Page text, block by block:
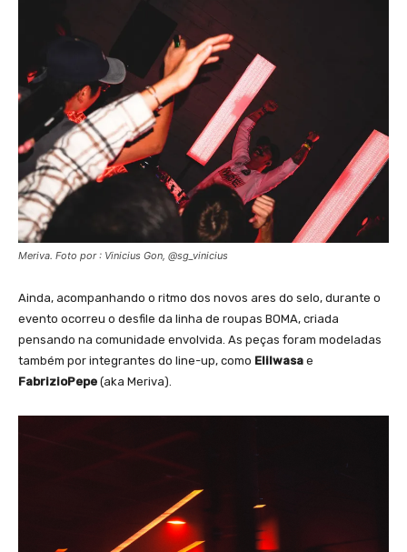
Meriva. Foto por : Vinicius Gon, @sg_vinicius
Ainda, acompanhando o ritmo dos novos ares do selo, durante o
evento ocorreu o desfile da linha de roupas BOMA, criada
pensando na comunidade envolvida. As peças foram modeladas
também por integrantes do line-up, como EliIwasa e
FabrizioPepe (aka Meriva).